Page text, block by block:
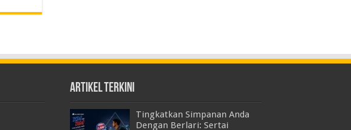
Artikel Terkini
Tingkatkan Simpanan Anda
Dengan Berlari: Sertai